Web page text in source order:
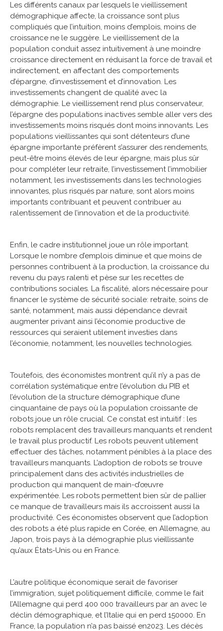
Les différents canaux par lesquels le vieillissement
démographique affecte, la croissance sont plus
compliqués que l’intuition, moins d’emplois, moins de
croissance ne le suggère. Le vieillissement de la
population conduit assez intuitivement à une moindre
croissance directement en réduisant la force de travail et
indirectement, en affectant des comportements
d’épargne, d’investissement et d’innovation. Les
investissements changent de qualité avec la
démographie. Le vieillissement rend plus conservateur,
l’épargne des populations inactives semble aller vers des
investissements moins risqués dont moins innovants. Les
populations vieillissantes qui sont détenteurs d’une
épargne importante préfèrent s’assurer des rendements,
peut-être moins élevés de leur épargne, mais plus sûr
pour compléter leur retraite, l’investissement l’immobilier
notamment, les investissements dans les technologies
innovantes, plus risqués par nature, sont alors moins
importants contribuant et peuvent contribuer au
ralentissement de l’innovation et de la productivité.
Enfin, le cadre institutionnel joue un rôle important.
Lorsque le nombre d’emplois diminue et que moins de
personnes contribuent à la production, la croissance du
revenu du pays ralenti et pèse sur les recettes de
contributions sociales. La fiscalité, alors nécessaire pour
financer le système de sécurité sociale: retraite, soins de
santé, notamment, mais aussi dépendance devrait
augmenter privant ainsi l’économie productive de
ressources qui seraient utilement investies dans
l’économie, notamment, les nouvelles technologies.
Toutefois, des économistes montrent qu’il n’y a pas de
corrélation systématique entre l’évolution du PIB et
l’évolution de la structure démographique d’une
cinquantaine de pays où la population croissante de
robots joue un rôle crucial. Ce constat est intuitif : les
robots remplacent des travailleurs manquants et rendent
le travail plus productif. Les robots peuvent utilement
effectuer des tâches, notamment pénibles à la place des
travailleurs manquants. L’adoption de robots se trouve
principalement dans des activités industrielles de
production qui manquent de main-d’œuvre
expérimentée. Les robots permettent bien sûr de pallier
ce manque de travailleurs mais ils accroissent aussi la
productivité. Ces économistes observent que l’adoption
des robots a été plus rapide en Corée, en Allemagne, au
Japon, trois pays à la démographie plus vieillissante
qu’aux États-Unis ou en France.
L’autre politique économique serait de favoriser
l’immigration, sujet politiquement difficile, comme le fait
l’Allemagne qui perd 400 000 travailleurs par an avec le
déclin démographique, et l’Italie qui en perd 150000. En
France, la population n’a pas baissé en2023. Les décès